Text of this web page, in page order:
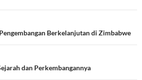
Berkelanjutan di Zimbabwe
dan Perkembangannya